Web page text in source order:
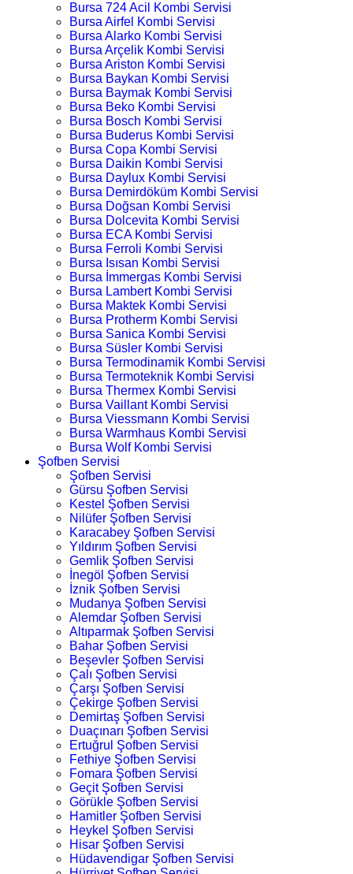
Bursa 724 Acil Kombi Servisi
Bursa Airfel Kombi Servisi
Bursa Alarko Kombi Servisi
Bursa Arçelik Kombi Servisi
Bursa Ariston Kombi Servisi
Bursa Baykan Kombi Servisi
Bursa Baymak Kombi Servisi
Bursa Beko Kombi Servisi
Bursa Bosch Kombi Servisi
Bursa Buderus Kombi Servisi
Bursa Copa Kombi Servisi
Bursa Daikin Kombi Servisi
Bursa Daylux Kombi Servisi
Bursa Demirdöküm Kombi Servisi
Bursa Doğsan Kombi Servisi
Bursa Dolcevita Kombi Servisi
Bursa ECA Kombi Servisi
Bursa Ferroli Kombi Servisi
Bursa Isısan Kombi Servisi
Bursa İmmergas Kombi Servisi
Bursa Lambert Kombi Servisi
Bursa Maktek Kombi Servisi
Bursa Protherm Kombi Servisi
Bursa Sanica Kombi Servisi
Bursa Süsler Kombi Servisi
Bursa Termodinamik Kombi Servisi
Bursa Termoteknik Kombi Servisi
Bursa Thermex Kombi Servisi
Bursa Vaillant Kombi Servisi
Bursa Viessmann Kombi Servisi
Bursa Warmhaus Kombi Servisi
Bursa Wolf Kombi Servisi
Şofben Servisi
Şofben Servisi
Gürsu Şofben Servisi
Kestel Şofben Servisi
Nilüfer Şofben Servisi
Karacabey Şofben Servisi
Yıldırım Şofben Servisi
Gemlik Şofben Servisi
İnegöl Şofben Servisi
İznik Şofben Servisi
Mudanya Şofben Servisi
Alemdar Şofben Servisi
Altıparmak Şofben Servisi
Bahar Şofben Servisi
Beşevler Şofben Servisi
Çalı Şofben Servisi
Çarşı Şofben Servisi
Çekirge Şofben Servisi
Demirtaş Şofben Servisi
Duaçınarı Şofben Servisi
Ertuğrul Şofben Servisi
Fethiye Şofben Servisi
Fomara Şofben Servisi
Geçit Şofben Servisi
Görükle Şofben Servisi
Hamitler Şofben Servisi
Heykel Şofben Servisi
Hisar Şofben Servisi
Hüdavendigar Şofben Servisi